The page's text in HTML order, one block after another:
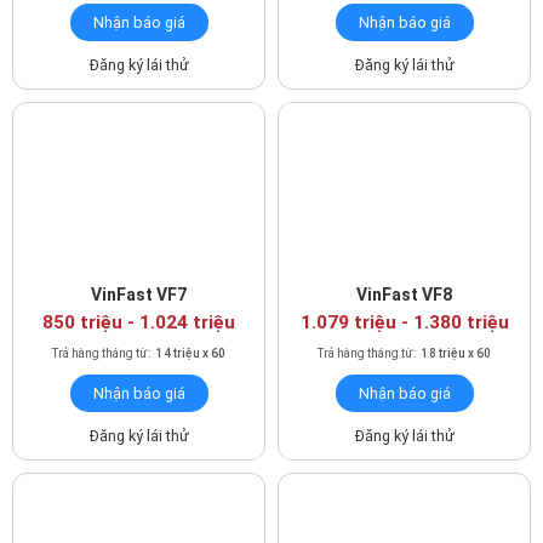
Base) và 310Nm ( phiên bản VF6 Plus). Xe có hệ dẫn động cầu
chế độ lái tùy chỉnh bao gồm eco, normal và sport, giúp mang
đến cho người dùng những trải nghiệm lái khác biệt.
An toàn
VinFast VF6nổi bật với nhiều công nghệ an toàn tiên tiến hơn
so với các đối thủ cùng phân khúc. Đặc biệt, hệ thống trợ lái trợ
lý ảo thông minh của xe được trang bị tính năng hỗ trợ người lái
điều khiển xe, mang lại tiện ích cho người điều khiển. Cùng tính
Nhận báo giá
Đăng ký lái thử
Nhận báo giá
Đăng ký lái thử
VinFast VF7
850 triệu - 1.024 triệu
Trả hàng tháng từ: 14 triệu x 60
Nhận báo giá
Đăng ký lái thử
VinFast VF8
1.079 triệu - 1.380 triệu
Trả hàng tháng từ: 18 triệu x 60
Nhận báo giá
Đăng ký lái thử